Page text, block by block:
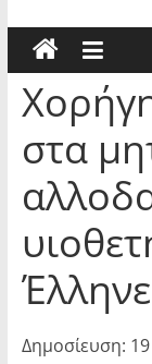
στα
Δημοσίευση: